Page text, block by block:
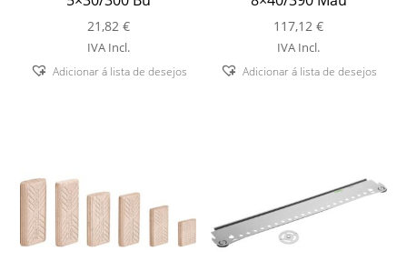
21,82 €
IVA Incl.
Adicionar á lista de desejos
117,12€
IVA Incl.
Adicionar á lista de desejos